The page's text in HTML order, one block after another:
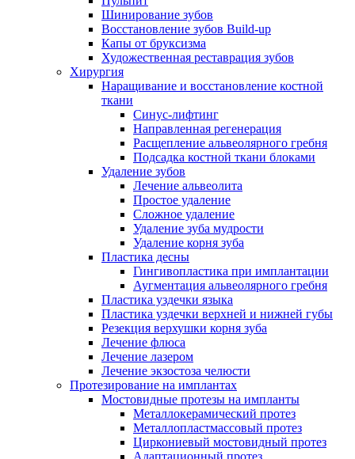
Шинирование зубов
Восстановление зубов Build-up
Капы от бруксизма
Художественная реставрация зубов
Хирургия
Наращивание и восстановление костной
ткани
Синус-лифтинг
Направленная регенерация
Расщепление альвеолярного гребня
Подсадка костной ткани блоками
Удаление зубов
Лечение альвеолита
Простое удаление
Сложное удаление
Удаление зуба мудрости
Удаление корня зуба
Пластика десны
Гингивопластика при имплантации
Аугментация альвеолярного гребня
Пластика уздечки языка
Пластика уздечки верхней и нижней губы
Резекция верхушки корня зуба
Лечение флюса
Лечение лазером
Лечение экзостоза челюсти
Протезирование на имплантах
Мостовидные протезы на импланты
Металлокерамический протез
Металлопластмассовый протез
Циркониевый мостовидный протез
Адаптационный протез